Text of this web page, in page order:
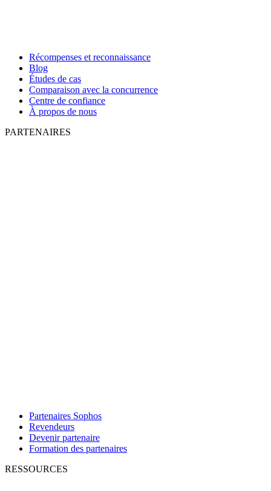
Récompenses et reconnaissance
Blog
Études de cas
Comparaison avec la concurrence
Centre de confiance
À propos de nous
PARTENAIRES
Partenaires Sophos
Revendeurs
Devenir partenaire
Formation des partenaires
RESSOURCES